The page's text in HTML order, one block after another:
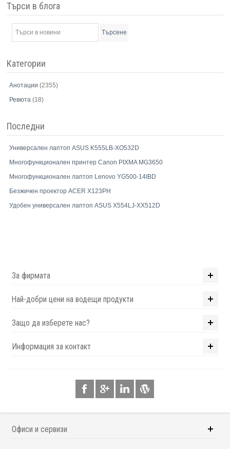
Търси в блога
Търсене
Категории
Анотации(2355)
Ревюта(18)
Последни
Универсален лаптоп ASUS K555LB-XO532D
Многофункционален принтер Canon PIXMA MG3650
Многофункционален лаптоп Lenovo YG500-14IBD
Безжичен проектор ACER X123PH
Удобен универсален лаптоп ASUS X554LJ-XX512D
За фирмата
Най-добри цени на водещи продукти
Защо да изберете нас?
Информация за контакт
Офиси и сервизи